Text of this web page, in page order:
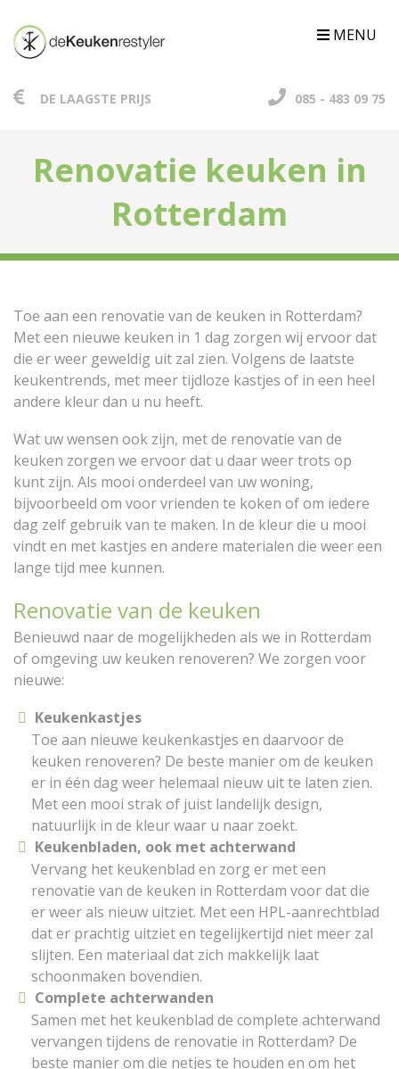
MENU
DE LAAGSTE PRIJS 085 - 483 09 75
Renovatie keuken in
Rotterdam
Toe aan een renovatie van de keuken in Rotterdam?
Met een nieuwe keuken in 1 dag zorgen wij ervoor dat
die er weer geweldig uit zal zien. Volgens de laatste
keukentrends, met meer tijdloze kastjes of in een heel
andere kleur dan u nu heeft.
Wat uw wensen ook zijn, met de renovatie van de
keuken zorgen we ervoor dat u daar weer trots op
kunt zijn. Als mooi onderdeel van uw woning,
bijvoorbeeld om voor vrienden te koken of om iedere
dag zelf gebruik van te maken. In de kleur die u mooi
vindt en met kastjes en andere materialen die weer een
lange tijd mee kunnen.
Renovatie van de keuken
Benieuwd naar de mogelijkheden als we in Rotterdam
of omgeving uw keuken renoveren? We zorgen voor
nieuwe:
Keukenkastjes
Toe aan nieuwe keukenkastjes en daarvoor de
keuken renoveren? De beste manier om de keuken
er in één dag weer helemaal nieuw uit te laten zien.
Met een mooi strak of juist landelijk design,
natuurlijk in de kleur waar u naar zoekt.
Keukenbladen, ook met achterwand
Vervang het keukenblad en zorg er met een
renovatie van de keuken in Rotterdam voor dat die
er weer als nieuw uitziet. Met een HPL-aanrechtblad
dat er prachtig uitziet en tegelijkertijd niet meer zal
slijten. Een materiaal dat zich makkelijk laat
schoonmaken bovendien.
Complete achterwanden
Samen met het keukenblad de complete achterwand
vervangen tijdens de renovatie in Rotterdam? De
beste manier om die netjes te houden en om het